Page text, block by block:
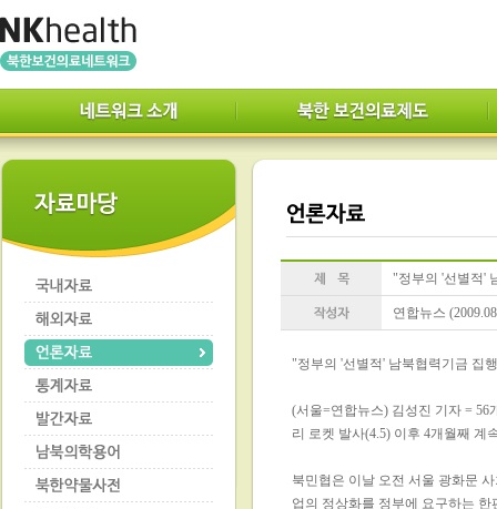
"정부의 '선별적'
연합뉴스
"정부의 '선별적' 남북협력기금 집
(서울=연합뉴스) 김성진 기자 =
리 로켓 발사(4.5) 이후 4개월째 계
북민협은 이날 오전 서울 광화문
업의 정상화를 정부에 요구하는